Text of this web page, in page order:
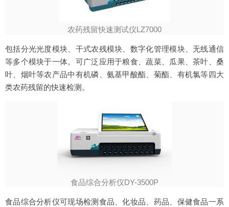
农药残留快速测试仪LZ7000
包括分光光度模块、干式农残模块、数字化管理模块、无线通信
等多个模块于一体。可广泛应用于粮食、蔬菜、瓜果、茶叶、桑
叶、烟叶等农产品中有机磷、氨基甲酸酯、菊酯、有机氯等四大
类农药残留的快速检测。
食品综合分析仪DY-3500P
食品综合分析仪可现场检测食品、化妆品、药品、保健食品一系